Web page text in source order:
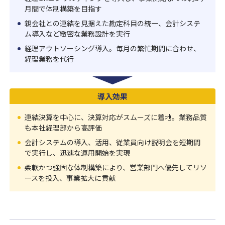
月間で体制構築を目指す
親会社との連結を見据えた勘定科目の統一、会計システ
ム導入など緻密な業務設計を実行
経理アウトソーシング導入。毎月の繁忙期間に合わせ、
経理業務を代行
導入効果
連結決算を中心に、決算対応がスムーズに着地。業務品質
も本社経理部から高評価
会計システムの導入、活用、従業員向け説明会を短期間
で実行し、迅速な運用開始を実現
柔軟かつ強固な体制構築により、営業部門へ優先してリソ
ースを投入、事業拡大に貢献